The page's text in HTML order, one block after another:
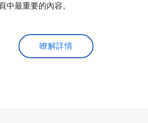
中最重要的內容。
瞭解詳情